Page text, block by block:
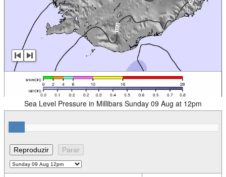
Sea Level Pressure in Millibars Sunday 09 Aug at 12pm